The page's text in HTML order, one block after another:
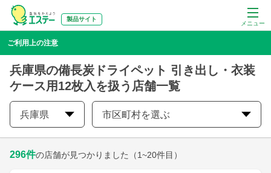
メニュー
製品サイト
ご利用上の注意
兵庫県の備長炭ドライペット 引き出し・衣装
ケース用12枚入を扱う店舗一覧
兵庫県 市区町村を選ぶ
296件の店舗が見つかりました （1~20件目）